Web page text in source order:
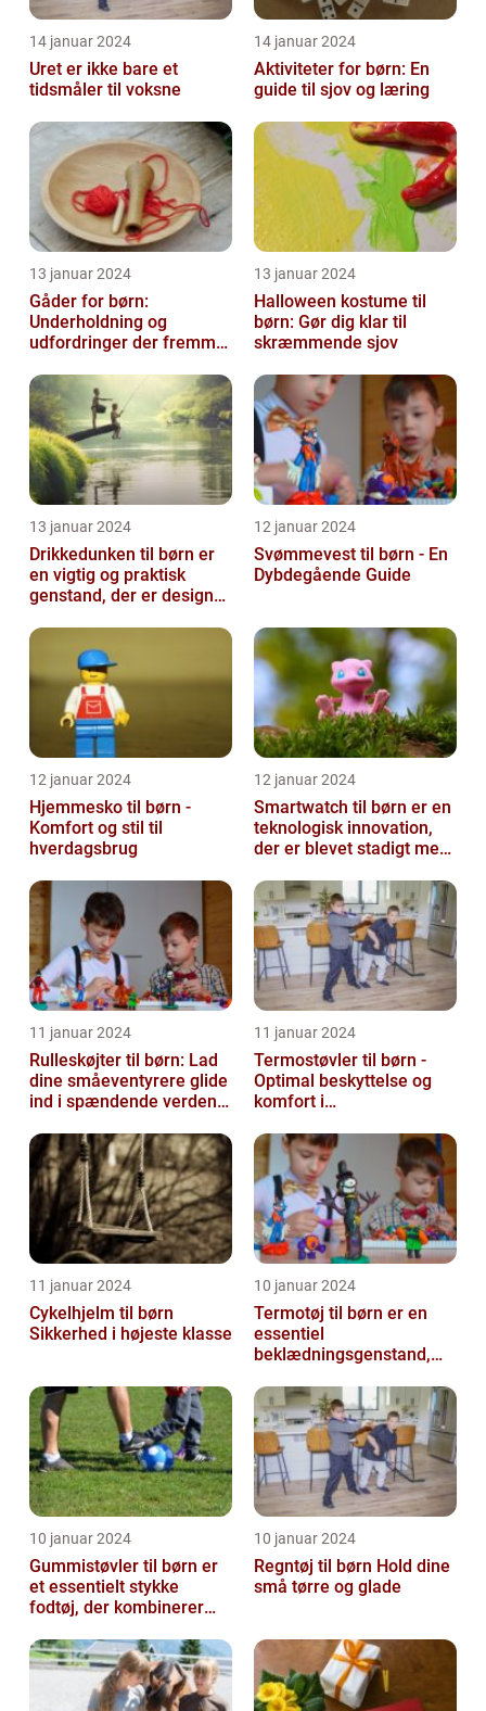
14 januar 2024
Uret er ikke bare et
tidsmåler til voksne
14 januar 2024
Aktiviteter for børn: En
guide til sjov og læring
13 januar 2024
Gåder for børn:
Underholdning og
udfordringer der fremmer
13 januar 2024
Halloween kostume til
børn: Gør dig klar til
skræmmende sjov
13 januar 2024
Drikkedunken til børn er
en vigtig og praktisk
genstand, der er designet
...
12 januar 2024
Svømmevest til børn - En
Dybdegående Guide
12 januar 2024
Hjemmesko til børn -
Komfort og stil til
hverdagsbrug
12 januar 2024
Smartwatch til børn er en
teknologisk innovation,
der er blevet stadigt mere
11 januar 2024
Rulleskøjter til børn: Lad
dine småeventyrere glide
ind i spændende verden
11 januar 2024
Termostøvler til børn -
Optimal beskyttelse og
komfort i
11 januar 2024
Cykelhjelm til børn
Sikkerhed i højeste klasse
10 januar 2024
Termotøj til børn er en
essentiel
beklædningsgenstand,
rolle i at holde vor...
10 januar 2024
Gummistøvler til børn er
et essentielt stykke
fodtøj, der kombinerer
stil...
10 januar 2024
Regntøj til børn Hold dine
små tørre og glade